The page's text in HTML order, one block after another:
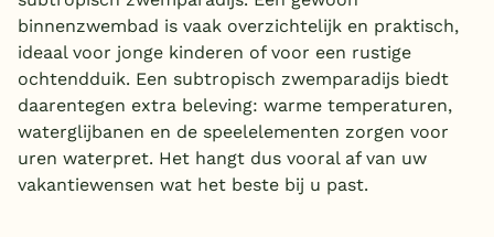
binnenzwembad is vaak overzichtelijk en praktisch,
ideaal voor jonge kinderen of voor een rustige
ochtendduik. Een subtropisch zwemparadijs biedt
daarentegen extra beleving: warme temperaturen,
waterglijbanen en de speelelementen zorgen voor
uren waterpret. Het hangt dus vooral af van uw
vakantiewensen wat het beste bij u past.